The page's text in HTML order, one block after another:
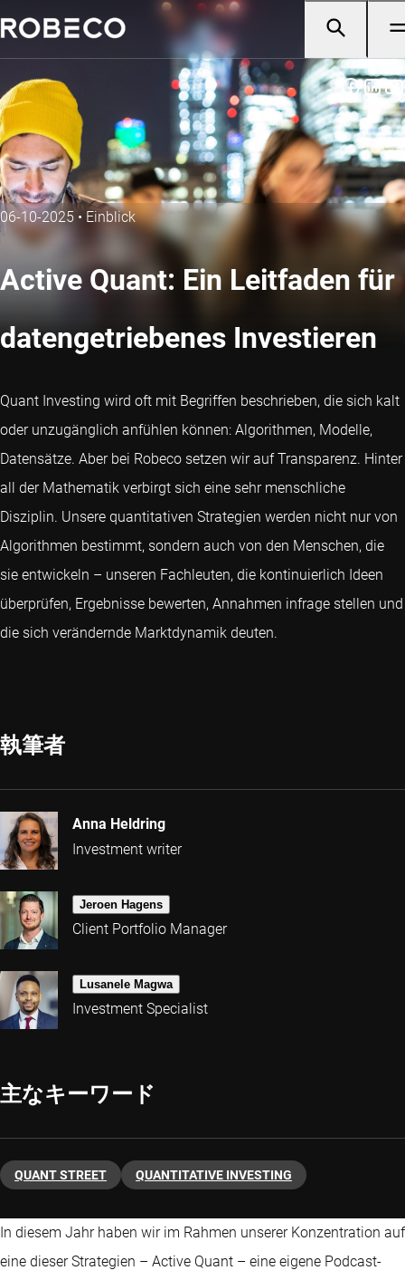
06-10-2025 • Einblick
Active Quant: Ein Leitfaden für
datengetriebenes Investieren
Quant Investing wird oft mit Begriffen beschrieben, die sich kalt
oder unzugänglich anfühlen können: Algorithmen, Modelle,
Datensätze. Aber bei Robeco setzen wir auf Transparenz. Hinter
all der Mathematik verbirgt sich eine sehr menschliche
Disziplin. Unsere quantitativen Strategien werden nicht nur von
Algorithmen bestimmt, sondern auch von den Menschen, die
sie entwickeln – unseren Fachleuten, die kontinuierlich Ideen
überprüfen, Ergebnisse bewerten, Annahmen infrage stellen und
die sich verändernde Marktdynamik deuten.
執筆者
Anna Heldring
Investment writer
Jeroen Hagens
Client Portfolio Manager
Lusanele Magwa
Investment Specialist
主なキーワード
QUANT STREET QUANTITATIVE INVESTING
In diesem Jahr haben wir im Rahmen unserer Konzentration auf
eine dieser Strategien – Active Quant – eine eigene Podcast-